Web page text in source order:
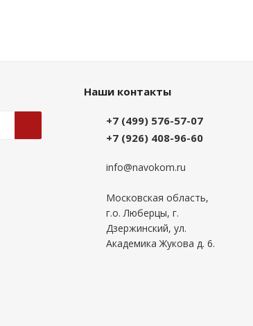
Наши контакты
+7 (499) 576-57-07
+7 (926) 408-96-60
info@navokom.ru
Московская область,
г.о. Люберцы, г.
Дзержинский, ул.
Академика Жукова д. 6.